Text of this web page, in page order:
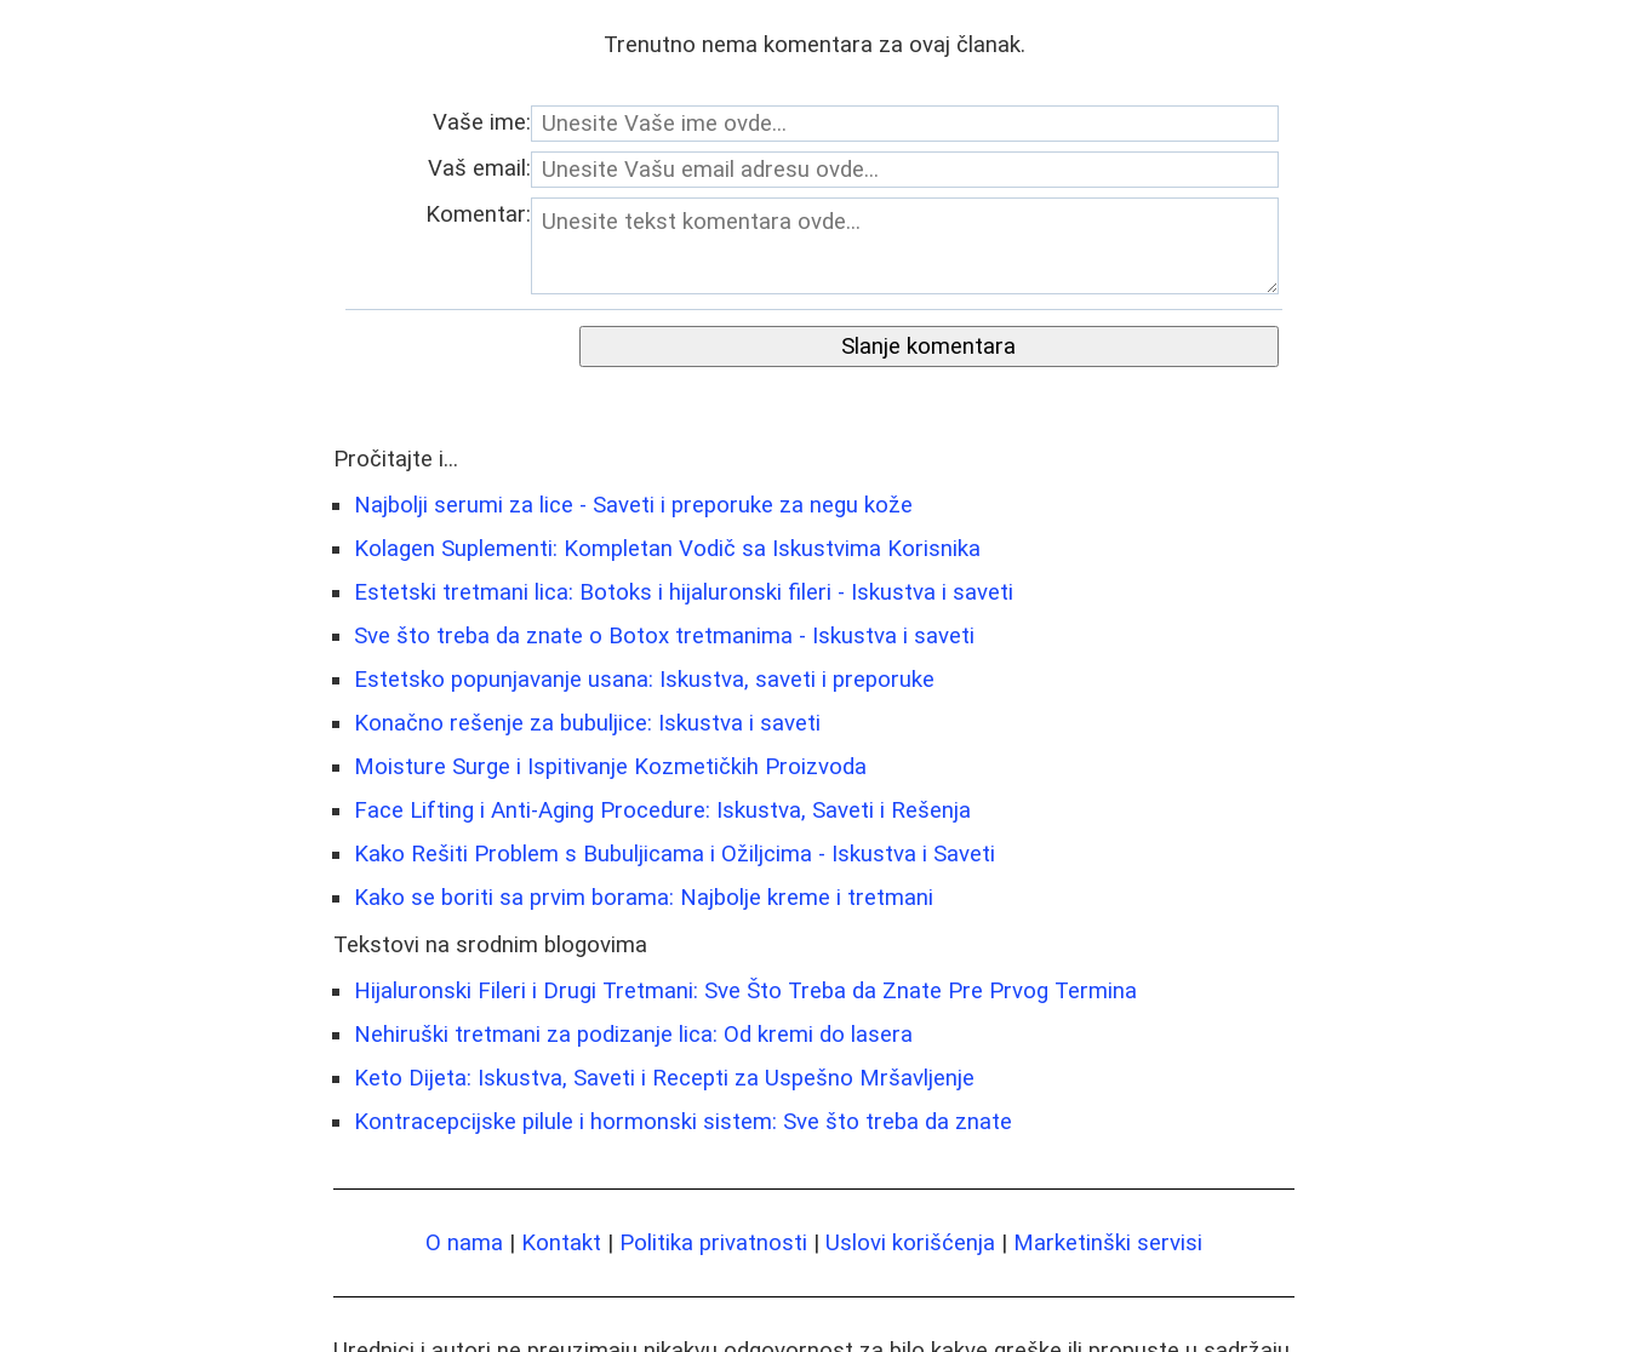
Trenutno nema komentara za ovaj članak.
Vaše ime:
Vaš email:
Komentar:
Slanje komentara
Pročitajte i...
Najbolji serumi za lice - Saveti i preporuke za negu kože
Kolagen Suplementi: Kompletan Vodič sa Iskustvima Korisnika
Estetski tretmani lica: Botoks i hijaluronski fileri - Iskustva i saveti
Sve što treba da znate o Botox tretmanima - Iskustva i saveti
Estetsko popunjavanje usana: Iskustva, saveti i preporuke
Konačno rešenje za bubuljice: Iskustva i saveti
Moisture Surge i Ispitivanje Kozmetičkih Proizvoda
Face Lifting i Anti-Aging Procedure: Iskustva, Saveti i Rešenja
Kako Rešiti Problem s Bubuljicama i Ožiljcima - Iskustva i Saveti
Kako se boriti sa prvim borama: Najbolje kreme i tretmani
Tekstovi na srodnim blogovima
Hijaluronski Fileri i Drugi Tretmani: Sve Što Treba da Znate Pre Prvog Termina
Nehiruški tretmani za podizanje lica: Od kremi do laserа
Keto Dijeta: Iskustva, Saveti i Recepti za Uspešno Mršavljenje
Kontracepcijske pilule i hormonski sistem: Sve što treba da znate
O nama | Kontakt | Politika privatnosti | Uslovi korišćenja | Marketinški servisi